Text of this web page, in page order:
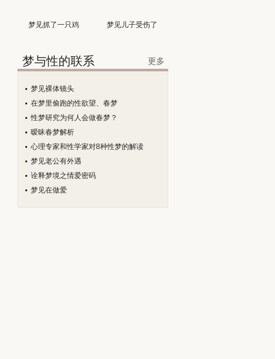
梦见抓了一只鸡 梦见儿子受伤了
梦与性的联系 更多
梦见裸体镜头
在梦里偷跑的性欲望、春梦
性梦研究为何人会做春梦？
暧昧春梦解析
心理专家和性学家对8种性梦的解读
梦见老公有外遇
诠释梦境之情爱密码
梦见在做爱